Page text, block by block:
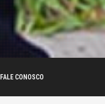
FALE CONOSCO